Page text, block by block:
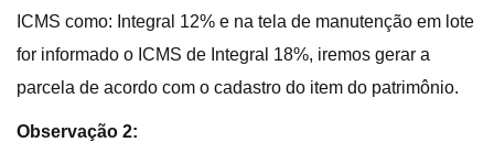
ICMS como: Integral 12% e na tela de manutenção em lote
for informado o ICMS de Integral 18%, iremos gerar a
parcela de acordo com o cadastro do item do patrimônio.
Observação 2: